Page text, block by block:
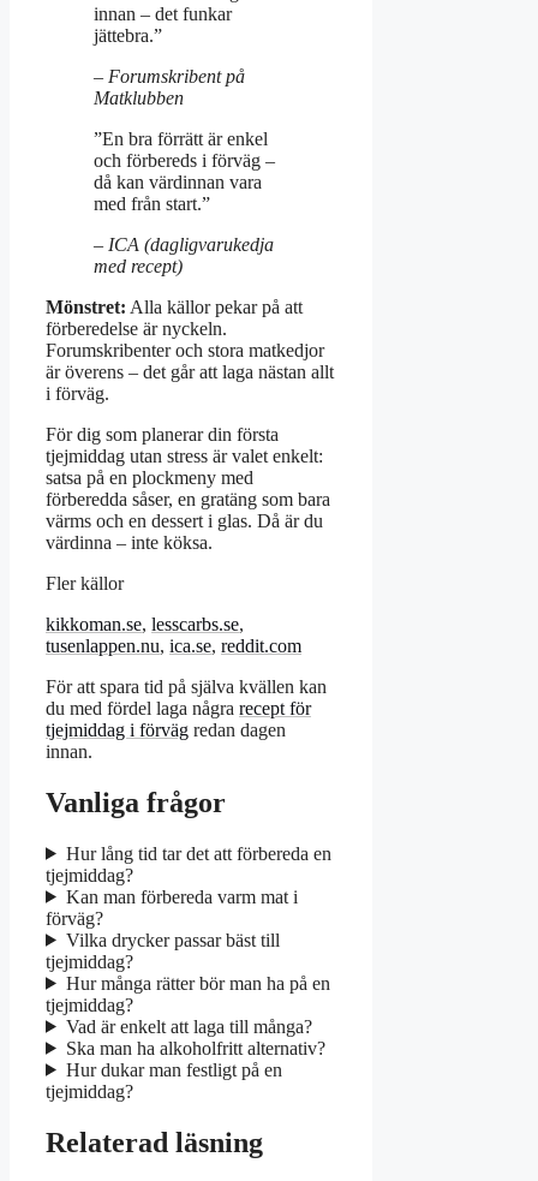
innan – det funkar
jättebra.”
– Forumskribent på
Matklubben
”En bra förrätt är enkel
och förbereds i förväg –
då kan värdinnan vara
med från start.”
– ICA (dagligvarukedja
med recept)
Mönstret: Alla källor pekar på att
förberedelse är nyckeln.
Forumskribenter och stora matkedjor
är överens – det går att laga nästan allt
i förväg.
För dig som planerar din första
tjejmiddag utan stress är valet enkelt:
satsa på en plockmeny med
förberedda såser, en gratäng som bara
värms och en dessert i glas. Då är du
värdinna – inte köksa.
Fler källor
kikkoman.se, lesscarbs.se,
tusenlappen.nu, ica.se, reddit.com
För att spara tid på själva kvällen kan
du med fördel laga några recept för
tjejmiddag i förväg redan dagen
innan.
Vanliga frågor
Hur lång tid tar det att förbereda en
tjejmiddag?
Kan man förbereda varm mat i
förväg?
Vilka drycker passar bäst till
tjejmiddag?
Hur många rätter bör man ha på en
tjejmiddag?
Vad är enkelt att laga till många?
Ska man ha alkoholfritt alternativ?
Hur dukar man festligt på en
tjejmiddag?
Relaterad läsning